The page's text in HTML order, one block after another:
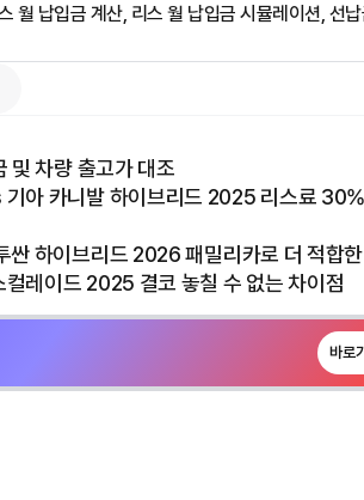
월 납입금 계산, 리스 월 납입금 시뮬레이션, 선
차량 출고가 대조
아 카니발 하이브리드 2025 리스료
싼 하이브리드 2026 패밀리카로 더 적합
레이드 2025 결코 놓칠 수 없는 차이점
바로